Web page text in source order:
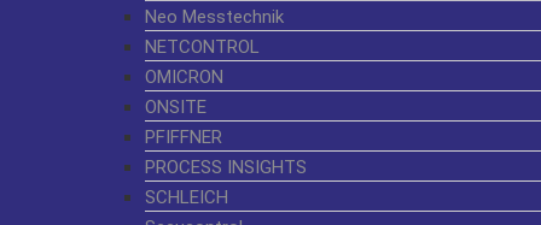
Neo Messtechnik
NETCONTROL
OMICRON
ONSITE
PFIFFNER
PROCESS INSIGHTS
SCHLEICH